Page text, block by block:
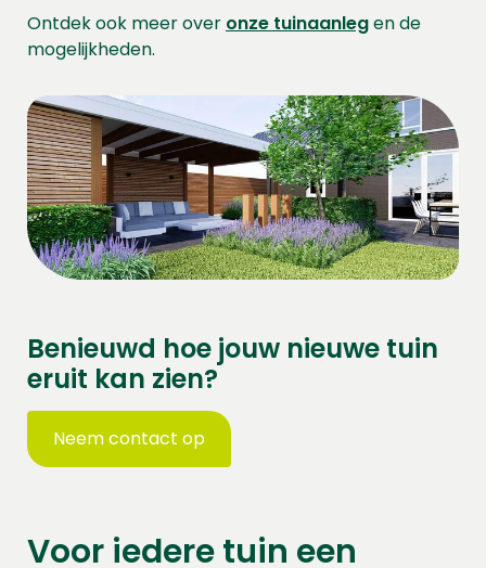
Ontdek ook meer over onze tuinaanlegen de
mogelijkheden.
Benieuwd hoe jouw nieuwe tuin
eruit kan zien?
Neem contact op
Voor iedere tuin een